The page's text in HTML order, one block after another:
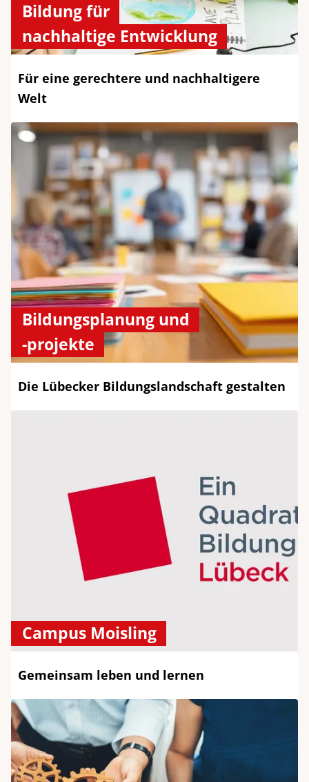
Bildung für
nachhaltige Entwicklung
Für eine gerechtere und nachhaltigere
Welt
Bildungsplanung und
-projekte
Die Lübecker Bildungslandschaft gestalten
Campus Moisling
Gemeinsam leben und lernen